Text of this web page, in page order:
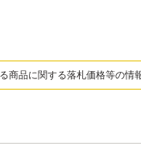
商品に関する落札価格等の